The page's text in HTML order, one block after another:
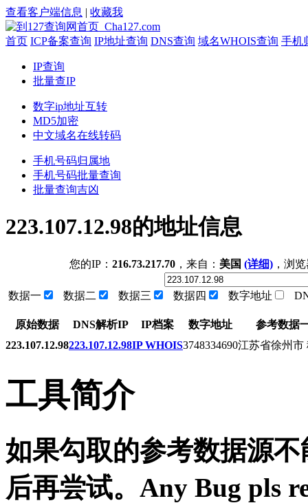
查看客户端信息 | 收藏我
首页 ICP备案查询 IP地址查询 DNS查询 域名WHOIS查询 手机
IP查询
批量查IP
数字ip地址互转
MD5加密
中文域名在线转码
手机号码归属地
手机号码批量查询
批量查询吉凶
223.107.12.98的地址信息
您的IP： 216.73.217.70 ，来自： 美国 (详细) ，浏
数据一 数据二 数据三 数据四 数字地址
原始数据 DNS解析IP IP档案 数字地址
参考数据
223.107.12.98223.107.12.98IP WHOIS3748334690江苏省徐州市
工具简介
如果勾取的参考数据源
后再尝试。Any Bug pls